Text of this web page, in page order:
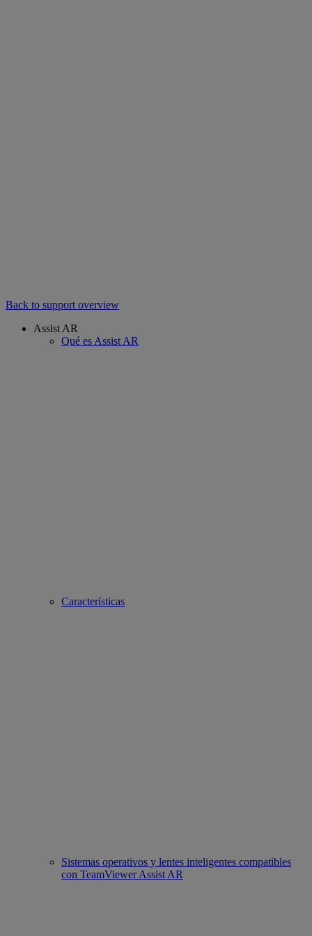
Back to support overview
Assist AR
Qué es Assist AR
Características
Sistemas operativos y lentes inteligentes compatibles
con TeamViewer Assist AR